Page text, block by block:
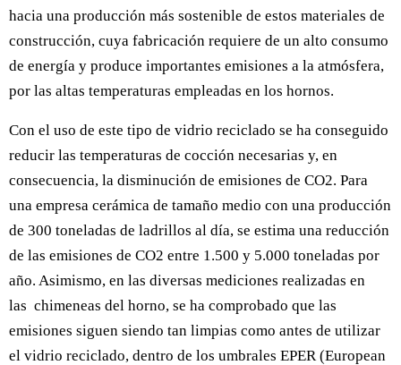
hacia una producción más sostenible de estos materiales de
construcción, cuya fabricación requiere de un alto consumo
de energía y produce importantes emisiones a la atmósfera,
por las altas temperaturas empleadas en los hornos.
Con el uso de este tipo de vidrio reciclado se ha conseguido
reducir las temperaturas de cocción necesarias y, en
consecuencia, la disminución de emisiones de CO2. Para
una empresa cerámica de tamaño medio con una producción
de 300 toneladas de ladrillos al día, se estima una reducción
de las emisiones de CO2 entre 1.500 y 5.000 toneladas por
año. Asimismo, en las diversas mediciones realizadas en
las chimeneas del horno, se ha comprobado que las
emisiones siguen siendo tan limpias como antes de utilizar
el vidrio reciclado, dentro de los umbrales EPER (European